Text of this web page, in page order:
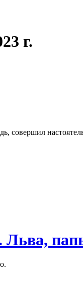
г.
совершил
Льва,